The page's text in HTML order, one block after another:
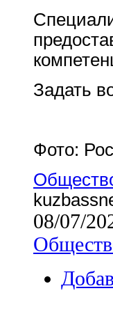
Задать
Фото:
08/07/